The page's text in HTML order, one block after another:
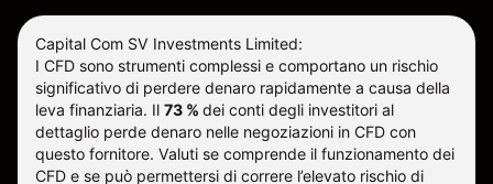
Capital Com SV Investments Limited:
I CFD sono strumenti complessi e comportano un rischio
significativo di perdere denaro rapidamente a causa della
leva finanziaria. Il 73 % dei conti degli investitori al
dettaglio perde denaro nelle negoziazioni in CFD con
questo fornitore. Valuti se comprende il funzionamento dei
CFD e se può permettersi di correre l’elevato rischio di